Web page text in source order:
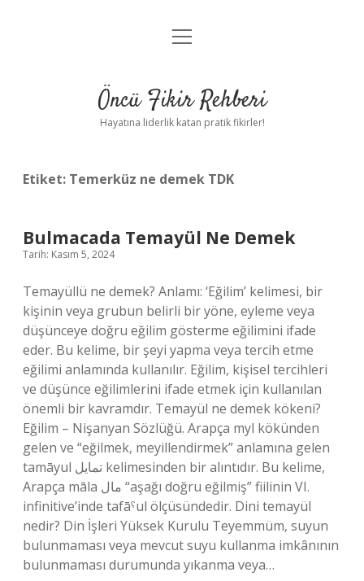
Anasayfa
Yasal Uyarı
menüyü
Öncü Fikir Rehberi
Hayatına liderlik katan pratik fikirler!
Etiket: Temerküz ne demek TDK
Bulmacada Temayül Ne Demek
Tarih: Kasım 5, 2024
Temayüllü ne demek? Anlamı: ‘Eğilim’ kelimesi, bir
kişinin veya grubun belirli bir yöne, eyleme veya
düşünceye doğru eğilim gösterme eğilimini ifade
eder. Bu kelime, bir şeyi yapma veya tercih etme
eğilimi anlamında kullanılır. Eğilim, kişisel tercihleri ​​
ve düşünce eğilimlerini ifade etmek için kullanılan
önemli bir kavramdır. Temayül ne demek kökeni?
Eğilim – Nişanyan Sözlüğü. Arapça myl kökünden
gelen ve “eğilmek, meyillendirmek” anlamına gelen
tamāyul تمايل kelimesinden bir alıntıdır. Bu kelime,
Arapça māla مال “aşağı doğru eğilmiş” fiilinin VI.
infinitive’inde tafāˁul ölçüsündedir. Dini temayül
nedir? Din İşleri Yüksek Kurulu Teyemmüm, suyun
bulunmaması veya mevcut suyu kullanma imkânının
bulunmaması durumunda yıkanma veya…